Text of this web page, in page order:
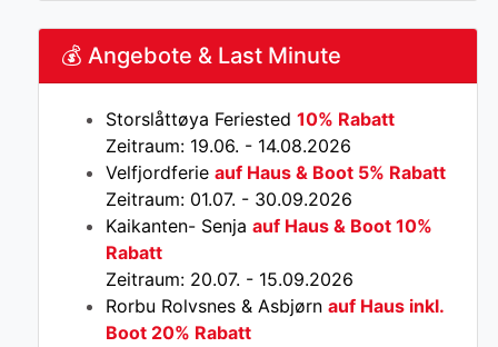
💰 Angebote & Last Minute
Storslåttøya Feriested 10% Rabatt
Zeitraum: 19.06. - 14.08.2026
Velfjordferie auf Haus & Boot 5% Rabatt
Zeitraum: 01.07. - 30.09.2026
Kaikanten- Senja auf Haus & Boot 10%
Rabatt
Zeitraum: 20.07. - 15.09.2026
Rorbu Rolvsnes & Asbjørn auf Haus inkl.
Boot 20% Rabatt